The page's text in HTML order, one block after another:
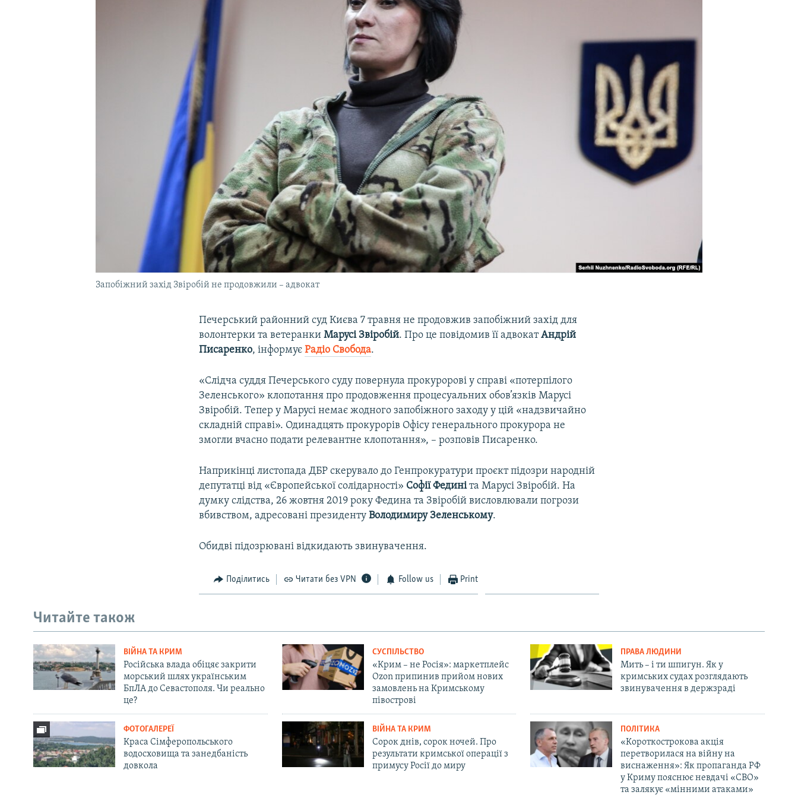
Запобіжний захід Звіробій не продовжили – адвокат
Печерський районний суд Києва 7 травня не продовжив запобіжний захід для
волонтерки та ветеранкиМарусі Звіробій. Про це повідомив її адвокатАндрій
Писаренко, інформуєРадіо Свобода.
«Слідча суддя Печерського суду повернула прокуророві у справі «потерпілого
Зеленського» клопотання про продовження процесуальних обов’язків Марусі
Звіробій. Тепер у Марусі немає жодного запобіжного заходу у цій «надзвичайно
складній справі». Одинадцять прокурорів Офісу генерального прокурора не
змогли вчасно подати релевантне клопотання», – розповів Писаренко.
Наприкінці листопада ДБР скерувало до Генпрокуратури проєкт підозри народній
депутатці від «Європейської солідарності» Софії Фединіта Марусі Звіробій. На
думку слідства, 26 жовтня 2019 року Федина та Звіробій висловлювали погрози
вбивством, адресовані президентуВолодимиру Зеленському.
Обидві підозрювані відкидають звинувачення.
Поділитись Читати без VPN Follow us Print
Читайте також
ВІЙНА ТА КРИМ
Російська влада обіцяє закрити
морський шлях українським
БпЛА до Севастополя. Чи реально
це?
СУСПІЛЬСТВО
«Крим – не Росія»: маркетплейс
Ozon припинив прийом нових
замовлень на Кримському
півострові
ПРАВА ЛЮДИНИ
Мить – і ти шпигун. Як у
кримських судах розглядають
звинувачення в держзраді
ФОТОГАЛЕРЕЇ
Краса Сімферопольського
водосховища та занедбаність
довкола
ВІЙНА ТА КРИМ
Сорок днів, сорок ночей. Про
результати кримської операції з
примусу Росії до миру
ПОЛІТИКА
«Короткострокова акція
перетворилася на війну на
виснаження»: Як пропаганда РФ
у Криму пояснює невдачі «СВО»
та залякує «мінними атаками»